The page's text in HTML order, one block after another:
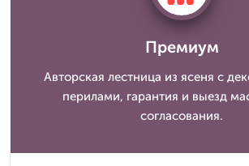
Премиум
Авторская лестница из ясеня с
перилами, гарантия и выезд
согласования.